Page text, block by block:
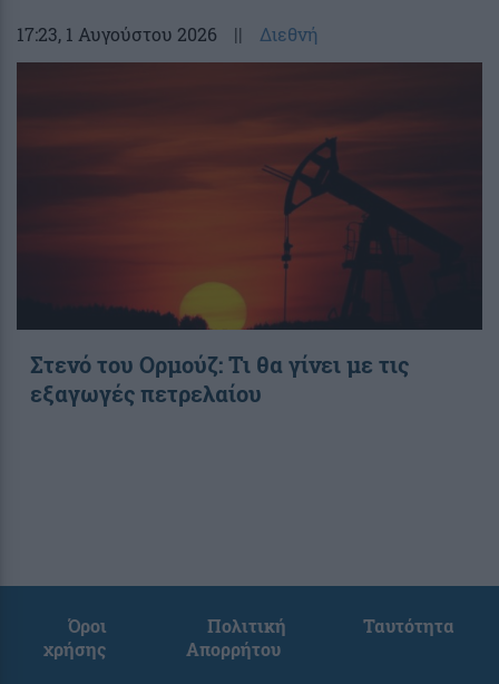
17:23, 1 Αυγούστου 2026 || Διεθνή
Στενό του Ορμούζ: Τι θα γίνει με τις
εξαγωγές πετρελαίου
Όροι
χρήσης
Πολιτική
Απορρήτου
Ταυτότητα